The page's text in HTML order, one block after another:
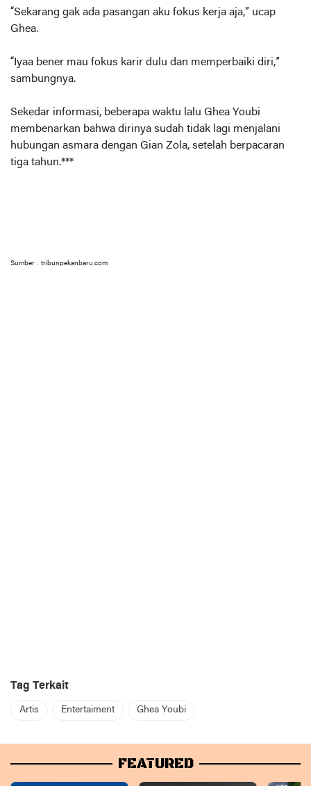
“Sekarang gak ada pasangan aku fokus kerja aja,” ucap
Ghea.
“Iyaa bener mau fokus karir dulu dan memperbaiki diri,”
sambungnya.
Sekedar informasi, beberapa waktu lalu Ghea Youbi
membenarkan bahwa dirinya sudah tidak lagi menjalani
hubungan asmara dengan Gian Zola, setelah berpacaran
tiga tahun.***
Sumber : tribunpekanbaru.com
Tag Terkait
Artis Entertaiment Ghea Youbi
FEATURED